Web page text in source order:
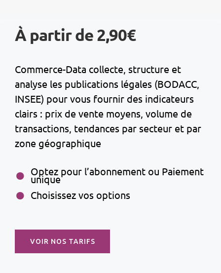
À partir de 2,90€
Commerce-Data collecte, structure et
analyse les publications légales (BODACC,
INSEE) pour vous fournir des indicateurs
clairs : prix de vente moyens, volume de
transactions, tendances par secteur et par
zone géographique
Optez pour l’abonnement ou Paiement
unique
Choisissez vos options
VOIR NOS TARIFS